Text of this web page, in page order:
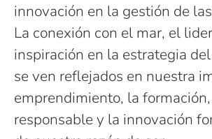
innovación en la gestión de
La conexión con el mar, el
inspiración en la estrategia
se ven reflejados en nuestra
emprendimiento, la
responsable y la innovación